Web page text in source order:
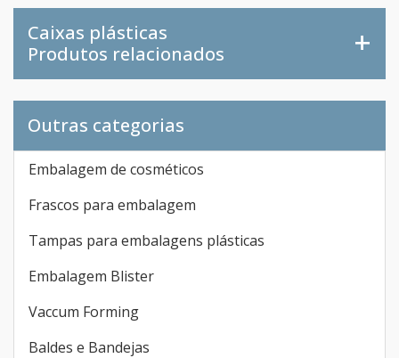
Caixas plásticas
Produtos relacionados
Outras categorias
Embalagem de cosméticos
Frascos para embalagem
Tampas para embalagens plásticas
Embalagem Blister
Vaccum Forming
Baldes e Bandejas